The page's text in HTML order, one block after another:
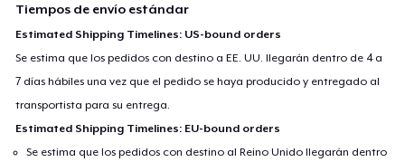
Tiempos de envío estándar
Estimated Shipping Timelines: US-bound orders
Se estima que los pedidos con destino a EE. UU. llegarán dentro de 4 a
7 días hábiles una vez que el pedido se haya producido y entregado al
transportista para su entrega.
Estimated Shipping Timelines: EU-bound orders
Se estima que los pedidos con destino al Reino Unido llegarán dentro